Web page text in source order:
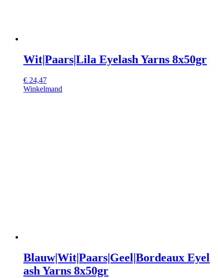
Wit|Paars|Lila Eyelash Yarns 8x50gr
€ 24,47
Winkelmand
Blauw|Wit|Paars|Geel|Bordeaux Eyel
ash Yarns 8x50gr